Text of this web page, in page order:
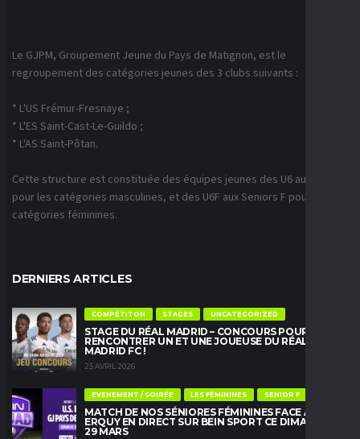
Le GJPM, Groupement Jeune du Pays de Matignon, est le
regroupement des catégories jeunes des 3 clubs suivants :
* L'US Frémur-Fresnaye ;
* L'ES Saint-Cast-Le-Guildo ;
* L'AS Saint-Pôtan.
Cette structure est constituée des équipes jeunes des U6 aux U18
pour les catégories masculines, et des U6F aux Seniors F pour les
catégories féminines.
DERNIERS ARTICLES
COMPÉTITON STAGES UNCATEGORIZED
STAGE DU RÉAL MADRID – CONCOURS POUR
RENCONTRER UN ET UNE JOUEUSE DU RÉAL
MADRID FC !
25 AVRIL 2026
EVENEMENT / SOIRÉE LES FÉMININES SENIOR F
MATCH DE NOS SÉNIORES FÉMININES FACE À
ERQUY EN DIRECT SUR BEIN SPORT CE DIMANCHE
29 MARS